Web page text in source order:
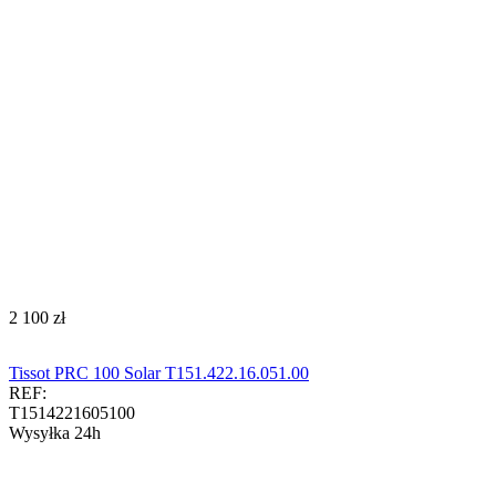
‍2 100‍ zł
Tissot PRC 100 Solar T151.422.16.051.00
REF:
T1514221605100
Wysyłka 24h